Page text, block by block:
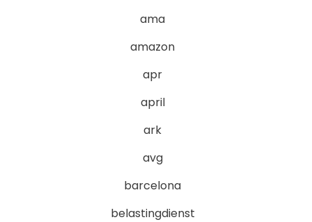
ama
amazon
apr
april
ark
avg
barcelona
belastingdienst